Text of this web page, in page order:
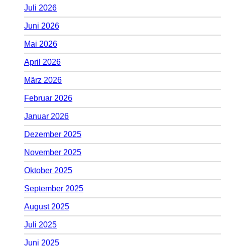
Juli 2026
Juni 2026
Mai 2026
April 2026
März 2026
Februar 2026
Januar 2026
Dezember 2025
November 2025
Oktober 2025
September 2025
August 2025
Juli 2025
Juni 2025